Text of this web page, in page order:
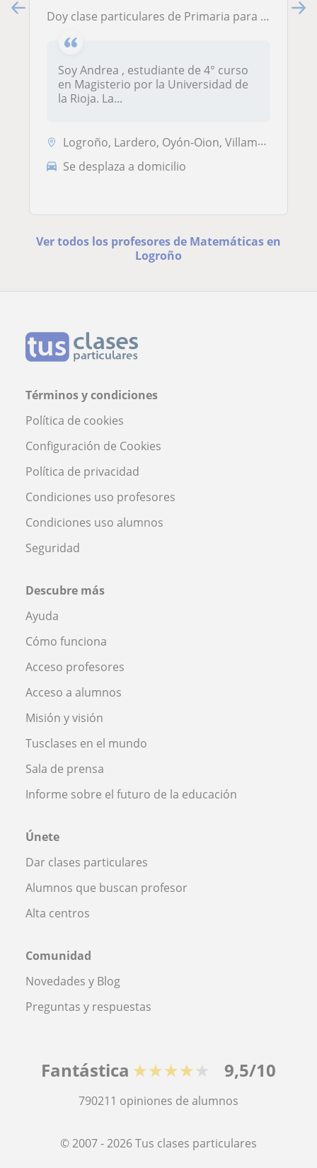
Doy clase particulares de Primaria para niños/as
Soy Andrea , estudiante de 4° curso
en Magisterio por la Universidad de
la Rioja. La...
Logroño, Lardero, Oyón-Oion, Villamediana de Iregua
Se desplaza a domicilio
Ver todos los profesores de Matemáticas en
Logroño
Términos y condiciones
Política de cookies
Configuración de Cookies
Política de privacidad
Condiciones uso profesores
Condiciones uso alumnos
Seguridad
Descubre más
Ayuda
Cómo funciona
Acceso profesores
Acceso a alumnos
Misión y visión
Tusclases en el mundo
Sala de prensa
Informe sobre el futuro de la educación
Únete
Dar clases particulares
Alumnos que buscan profesor
Alta centros
Comunidad
Novedades y Blog
Preguntas y respuestas
Fantástica ★★★★★ 9,5/10
790211 opiniones de alumnos
© 2007 - 2026 Tus clases particulares